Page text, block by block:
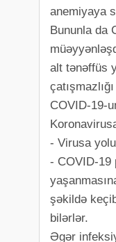
anemiyaya
Bununla da
alt tənəffüs
COVID-19-
- Virusa
- COVID-19
şəkildə
bilərlər.
Əgər